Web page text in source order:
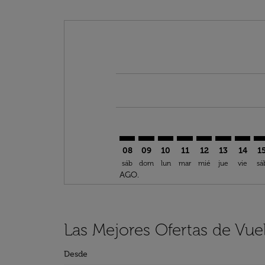
08
sáb
AGO.
09
dom
10
lun
11
mar
12
mié
13
jue
14
vie
Las Mejores Ofertas de
Desde